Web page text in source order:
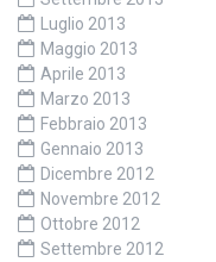
Luglio 2013
Maggio 2013
Aprile 2013
Marzo 2013
Febbraio 2013
Gennaio 2013
Dicembre 2012
Novembre 2012
Ottobre 2012
Settembre 2012